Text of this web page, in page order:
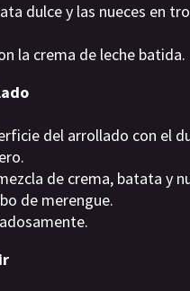
dulce y las nueces en
la crema de leche batida.
del arrollado con el
de crema, batata y
de merengue.